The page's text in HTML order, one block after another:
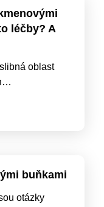
léčby? A
oblast
buňkami
otázky